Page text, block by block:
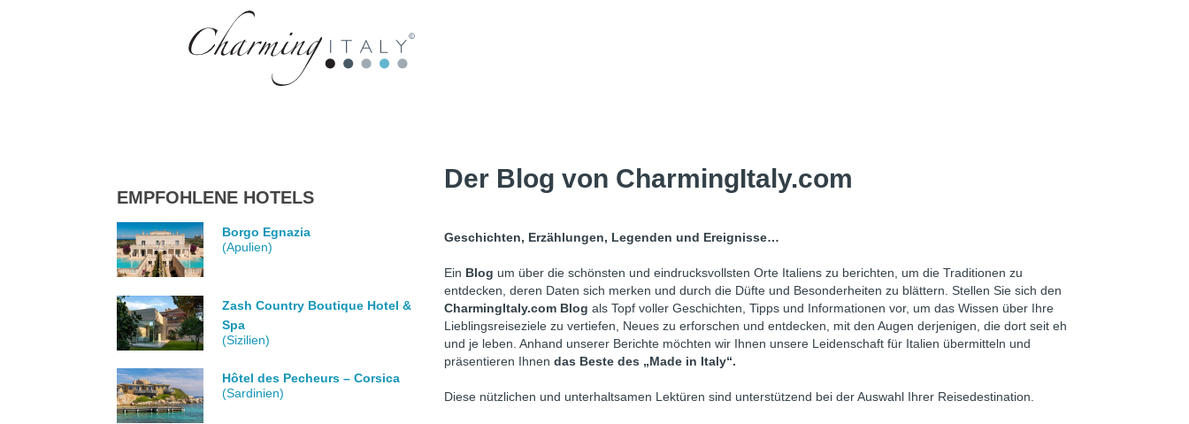
Der Blog von CharmingItaly.com
Geschichten, Erzählungen, Legenden und Ereignisse…
Ein Blog um über die schönsten und eindrucksvollsten Orte Italiens zu berichten, um die Traditionen zu
entdecken, deren Daten sich merken und durch die Düfte und Besonderheiten zu blättern. Stellen Sie sich den
CharmingItaly.com Blog als Topf voller Geschichten, Tipps und Informationen vor, um das Wissen über Ihre
Lieblingsreiseziele zu vertiefen, Neues zu erforschen und entdecken, mit den Augen derjenigen, die dort seit eh
und je leben. Anhand unserer Berichte möchten wir Ihnen unsere Leidenschaft für Italien übermitteln und
präsentieren Ihnen das Beste des „Made in Italy“.
Diese nützlichen und unterhaltsamen Lektüren sind unterstützend bei der Auswahl Ihrer Reisedestination.
EMPFOHLENE HOTELS
Borgo Egnazia
(Apulien)
Zash Country Boutique Hotel &
Spa
(Sizilien)
Hôtel des Pecheurs – Corsica
(Sardinien)